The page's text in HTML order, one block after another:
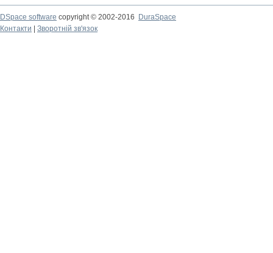
DSpace software copyright © 2002-2016
DuraSpace
Контакти
Зворотній зв'язок